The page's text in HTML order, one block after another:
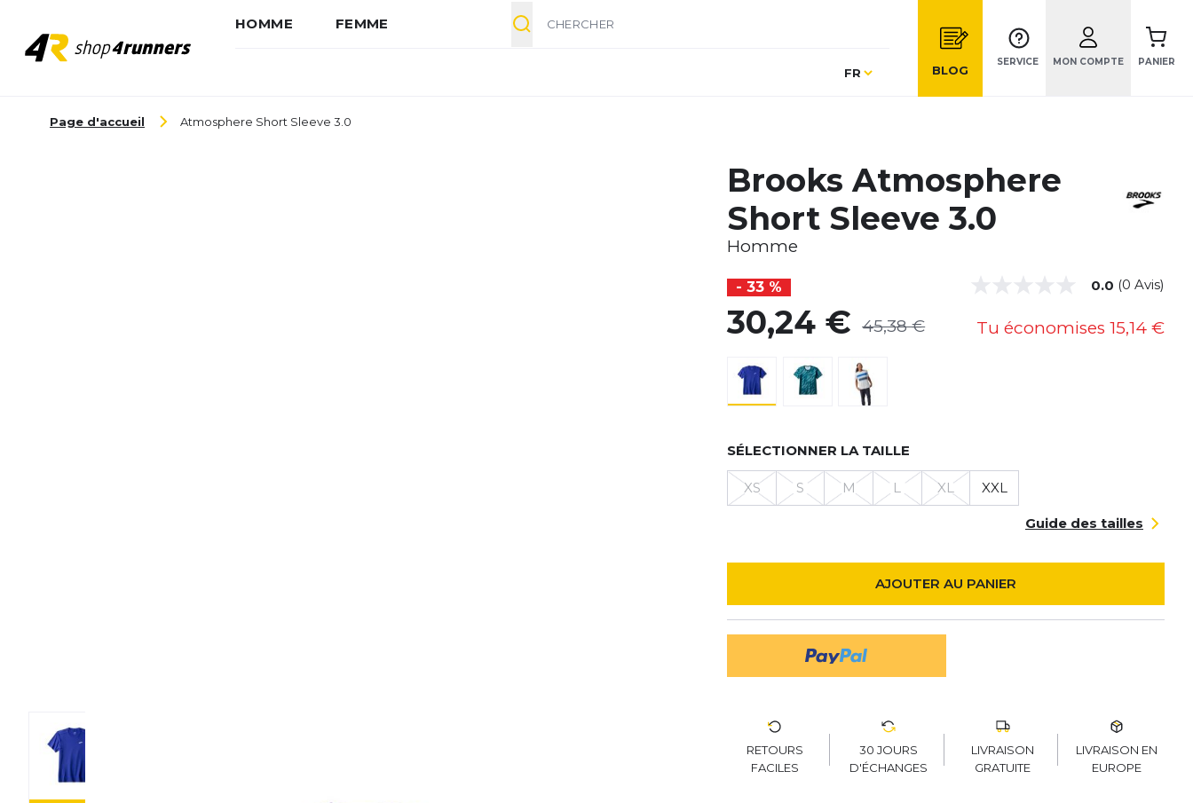
HOMME FEMME
Langue
FR BLOG
SERVICE MON COMPTE PANIER
Page d'accueil Atmosphere Short Sleeve 3.0
Brooks Atmosphere
Short Sleeve 3.0
Homme
- 33 % 0.0 (0 Avis)
30,24 € 45,38 € Tu économises 15,14 €
SÉLECTIONNER LA TAILLE
XS S M L XL XXL
Guide des tailles
AJOUTER AU PANIER
RETOURS
FACILES
30 JOURS
D'ÉCHANGES
LIVRAISON
GRATUITE
LIVRAISON EN
EUROPE